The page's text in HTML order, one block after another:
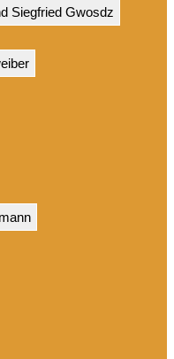
Siegfried Gwosdz